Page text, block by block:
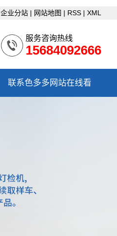
企业分站 | 网站地图 | RSS | XML
服务咨询热线
15684092666
联系色多多网站在线看